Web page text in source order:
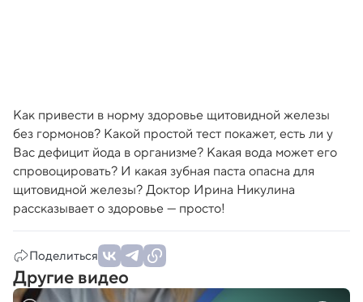
Как привести в норму здоровье щитовидной железы
без гормонов? Какой простой тест покажет, есть ли у
Вас дефицит йода в организме? Какая вода может его
спровоцировать? И какая зубная паста опасна для
щитовидной железы? Доктор Ирина Никулина
рассказывает о здоровье — просто!
Поделиться
Другие видео